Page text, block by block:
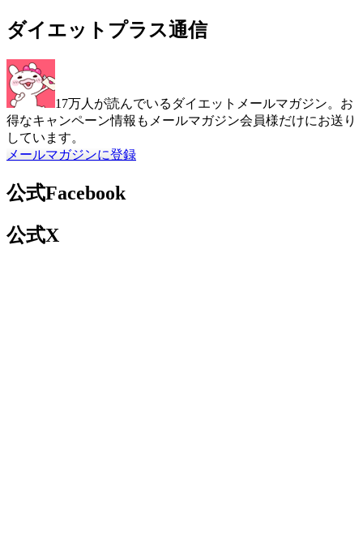
ダイエットプラス通信
17万人が読んでいるダイエットメールマガジン。お
得なキャンペーン情報もメールマガジン会員様だけにお送り
しています。
メールマガジンに登録
公式Facebook
公式X